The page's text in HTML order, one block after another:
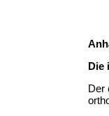
Die
Der